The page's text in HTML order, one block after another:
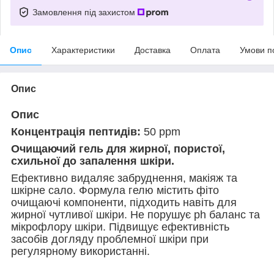
Замовлення під захистом
Опис Характеристики Доставка Оплата Умови
Опис
Опис
Концентрація пептидів: 50 ppm
Очищаючий гель для жирної, пористої,
схильної до запалення шкіри.
Ефективно видаляє забруднення, макіяж та
шкірне сало. Формула гелю містить фіто
очищаючі компоненти, підходить навіть для
жирної чутливої ​​шкіри. Не порушує ph баланс та
мікрофлору шкіри. Підвищує ефективність
засобів догляду проблемної шкіри при
регулярному використанні.